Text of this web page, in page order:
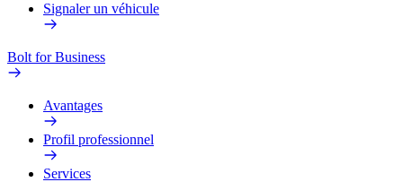
Signaler un véhicule
Bolt for Business
Avantages
Profil professionnel
Services